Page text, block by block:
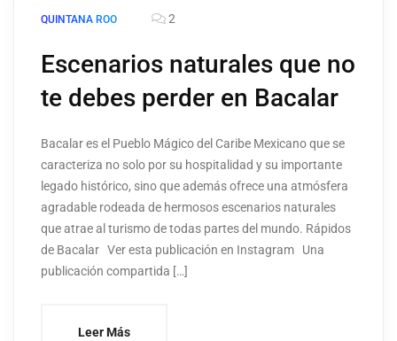
QUINTANA ROO 2
Escenarios naturales que no
te debes perder en Bacalar
Bacalar es el Pueblo Mágico del Caribe Mexicano que se
caracteriza no solo por su hospitalidad y su importante
legado histórico, sino que además ofrece una atmósfera
agradable rodeada de hermosos escenarios naturales
que atrae al turismo de todas partes del mundo. Rápidos
de Bacalar Ver esta publicación en Instagram Una
publicación compartida […]
Leer Más